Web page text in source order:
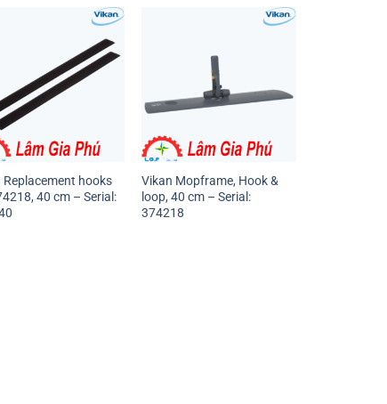
Replacement hooks
40 cm – Serial:
Vikan Mopframe, Hook &
loop, 40 cm – Serial:
374218